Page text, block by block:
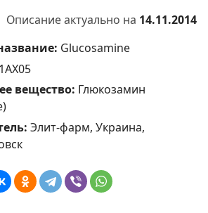
Описание актуально на 14.11.2014
Glucosamine
вещество: Глюкозамин
Элит-фарм, Украина,